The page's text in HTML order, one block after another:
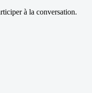
à la conversation.